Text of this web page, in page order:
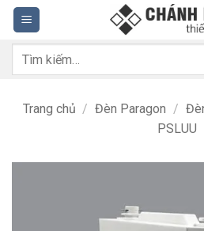
Bỏ
qua
nội
dung
Tìm
Trang chủ / Đèn Paragon /
PSLUU